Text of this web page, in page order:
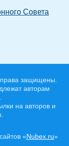
Совета
защищены.
авторам
на авторов и
«Nubex.ru»